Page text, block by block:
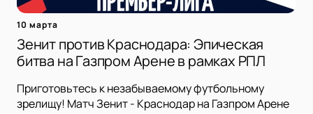
10 марта
Зенит против Краснодара: Эпическая
битва на Газпром Арене в рамках РПЛ
Приготовьтесь к незабываемому футбольному
зрелищу! Матч Зенит - Краснодар на Газпром Арене